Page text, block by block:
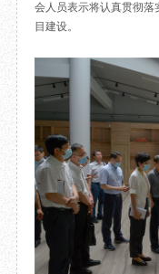
会人员表示将认真贯彻落
目建设。